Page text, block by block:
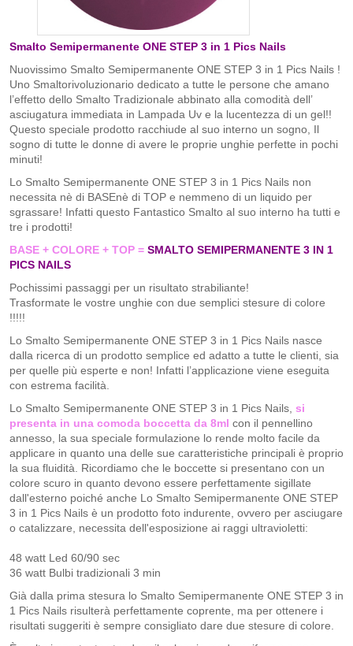
Smalto Semipermanente ONE STEP 3 in 1 Pics Nails
Nuovissimo Smalto Semipermanente ONE STEP 3 in 1 Pics Nails !
Uno Smaltorivoluzionario dedicato a tutte le persone che amano
l’effetto dello Smalto Tradizionale abbinato alla comodità dell’
asciugatura immediata in Lampada Uv e la lucentezza di un gel!!
Questo speciale prodotto racchiude al suo interno un sogno, Il
sogno di tutte le donne di avere le proprie unghie perfette in pochi
minuti!
Lo Smalto Semipermanente ONE STEP 3 in 1 Pics Nails non
necessita nè di BASEnè di TOP e nemmeno di un liquido per
sgrassare! Infatti questo Fantastico Smalto al suo interno ha tutti e
tre i prodotti!
BASE + COLORE + TOP = SMALTO SEMIPERMANENTE 3 IN 1
PICS NAILS
Pochissimi passaggi per un risultato strabiliante!
Trasformate le vostre unghie con due semplici stesure di colore
!!!!!
Lo Smalto Semipermanente ONE STEP 3 in 1 Pics Nails nasce
dalla ricerca di un prodotto semplice ed adatto a tutte le clienti, sia
per quelle più esperte e non! Infatti l’applicazione viene eseguita
con estrema facilità.
Lo Smalto Semipermanente ONE STEP 3 in 1 Pics Nails, si
presenta in una comoda boccetta da 8ml con il pennellino
annesso, la sua speciale formulazione lo rende molto facile da
applicare in quanto una delle sue caratteristiche principali è proprio
la sua fluidità. Ricordiamo che le boccette si presentano con un
colore scuro in quanto devono essere perfettamente sigillate
dall'esterno poiché anche Lo Smalto Semipermanente ONE STEP
3 in 1 Pics Nails è un prodotto foto indurente, ovvero per asciugare
o catalizzare, necessita dell'esposizione ai raggi ultravioletti:
48 watt Led 60/90 sec
36 watt Bulbi tradizionali 3 min​
Già dalla prima stesura lo Smalto Semipermanente ONE STEP 3 in
1 Pics Nails risulterà perfettamente coprente, ma per ottenere i
risultati suggeriti è sempre consigliato dare due stesure di colore.